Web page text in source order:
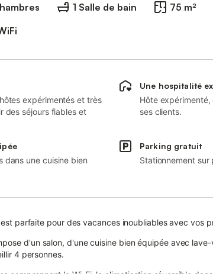
1 Salle de bain 75 m²
expérimentés et très
des séjours fiables et
Une hospitalité
Hôte
ses clients.
dans une cuisine bien
Parking gratuit
Stationnement sur
parfaite pour des vacances inoubliables avec vos
d'un salon, d'une cuisine bien équipée avec
4 personnes.
comprennent le Wi-Fi, la climatisation réversible